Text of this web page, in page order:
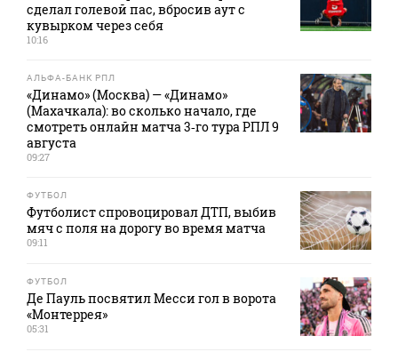
сделал голевой пас, вбросив аут с
кувырком через себя
10:16
АЛЬФА-БАНК РПЛ
«Динамо» (Москва) — «Динамо»
(Махачкала): во сколько начало, где
смотреть онлайн матча 3‑го тура РПЛ 9
августа
09:27
ФУТБОЛ
Футболист спровоцировал ДТП, выбив
мяч с поля на дорогу во время матча
09:11
ФУТБОЛ
Де Пауль посвятил Месси гол в ворота
«Монтеррея»
05:31